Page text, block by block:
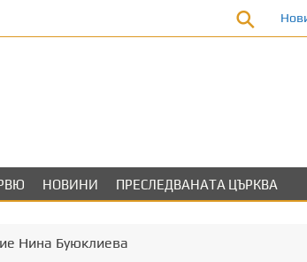
НОВИНИ ПРЕСЛЕДВАНАТА ЦЪРКВА
Нина Буюклиева